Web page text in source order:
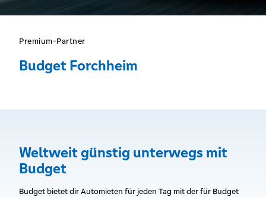
Premium-Partner
Budget Forchheim
Weltweit günstig unterwegs mit
Budget
Budget bietet dir Automieten für jeden Tag mit der für Budget